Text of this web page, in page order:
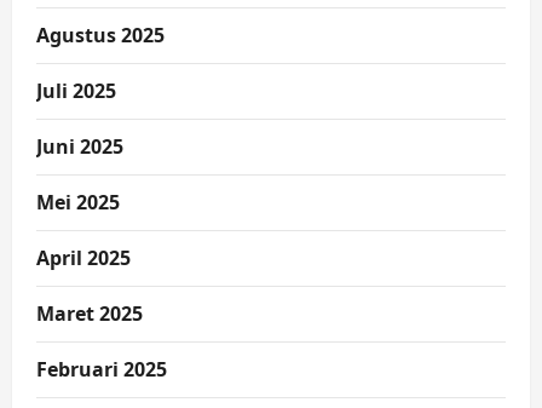
Agustus 2025
Juli 2025
Juni 2025
Mei 2025
April 2025
Maret 2025
Februari 2025